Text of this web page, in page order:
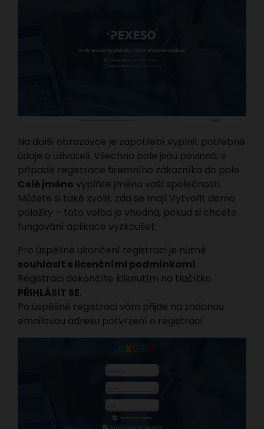
Na další obrazovce je zapotřebí vyplnit potřebné
údaje o uživateli. Všechna pole jsou povinná, v
případě registrace firemního zákazníka do pole
Celé jméno vyplňte jméno vaší společnosti.
Můžete si také zvolit, zda se mají Vytvořit demo
položky – tato volba je vhodná, pokud si chcete
fungování aplikace vyzkoušet.
Pro úspěšné ukončení registraci je nutné
souhlasit s licenčními podmínkami.
Registraci dokončíte kliknutím na tlačítko
PŘIHLÁSIT SE.
Po úspěšné registraci vám přijde na zadanou
emailovou adresu potvrzení o registraci.